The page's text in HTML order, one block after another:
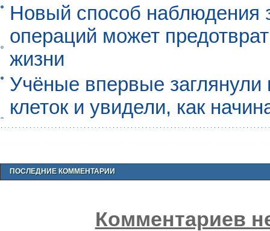
Новый способ наблюдения
операций может
жизни
Учёные впервые
клеток и увидели, как
ПОСЛЕДНИЕ КОММЕНТАРИИ
Комментариев